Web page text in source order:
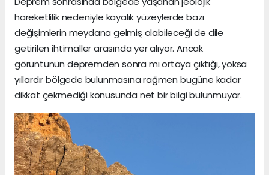
hareketlilik nedeniyle kayalık yüzeylerde bazı
değişimlerin meydana gelmiş olabileceği de dile
getirilen ihtimaller arasında yer alıyor. Ancak
görüntünün depremden sonra mı ortaya çıktığı, yoksa
yıllardır bölgede bulunmasına rağmen bugüne kadar
dikkat çekmediği konusunda net bir bilgi bulunmuyor.